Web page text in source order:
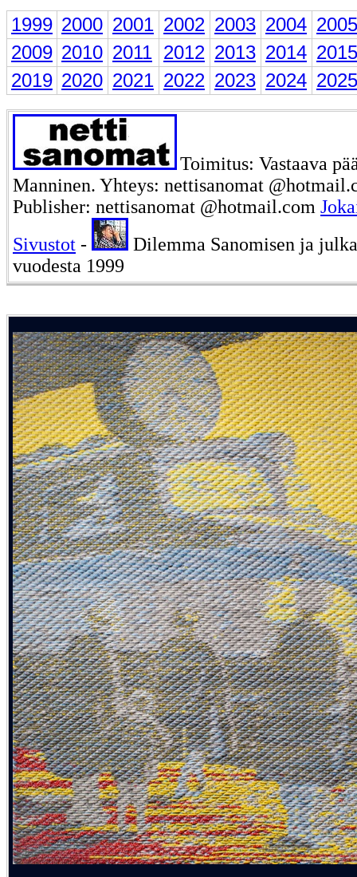
1999 2000 2001 2002 2003 2004 2005
2009 2010 2011 2012 2013 2014 2015
2019 2020 2021 2022 2023 2024 2025
Toimitus: Vastaava
Manninen. Yhteys: nettisanomat
Publisher: nettisanomat @hotmail.com
Sivustot -
Dilemma Sanomisen ja
vuodesta 1999